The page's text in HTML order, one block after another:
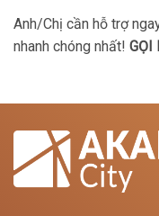
Anh/Chị cần hỗ trợ
nhanh chóng nhất! GỌI